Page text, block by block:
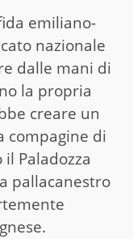
emiliano-
nazionale
dalle mani di
la propria
creare un
compagine di
Paladozza
pallacanestro